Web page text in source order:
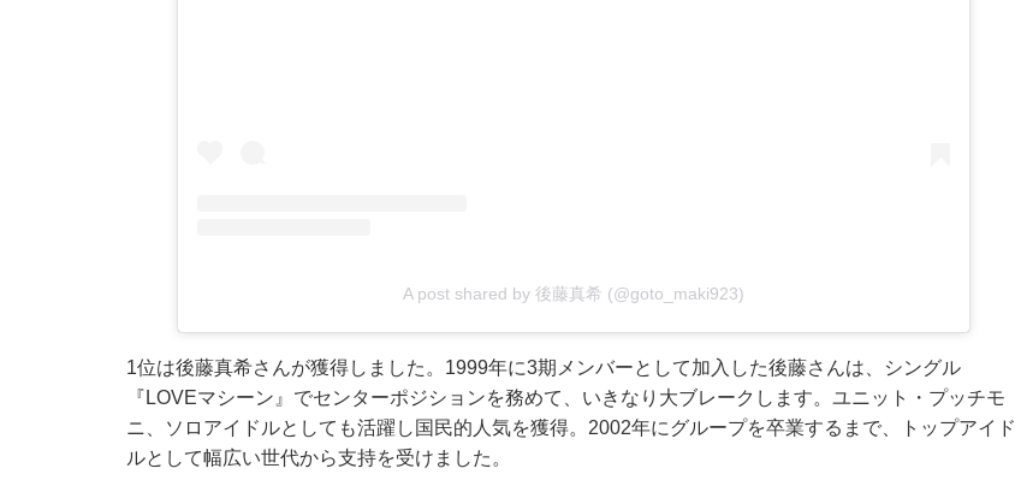
A post shared by 後藤真希 (@goto_maki923)
1位は後藤真希さんが獲得しました。1999年に3期メンバーとして加入した後藤さんは、シングル
『LOVEマシーン』でセンターポジションを務めて、いきなり大ブレークします。ユニット・プッチモ
ニ、ソロアイドルとしても活躍し国民的人気を獲得。2002年にグループを卒業するまで、トップアイド
ルとして幅広い世代から支持を受けました。